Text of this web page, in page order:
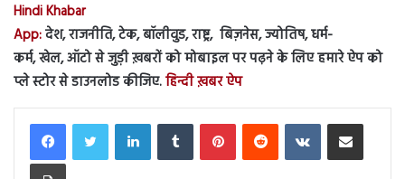
Hindi Khabar
App:देश, राजनीति, टेक, बॉलीवुड, राष्ट्र, बिज़नेस, ज्योतिष, धर्म-
कर्म, खेल, ऑटो से जुड़ी ख़बरों को मोबाइल पर पढ़ने के लिए हमारे ऐप को
प्ले स्टोर से डाउनलोड कीजिए.हिन्दी ख़बर ऐप
LinkedInTumblr PinterestReddit VKontakteShare via Email
Print